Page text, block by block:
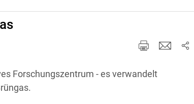
Forschungszentrum - es verwandelt